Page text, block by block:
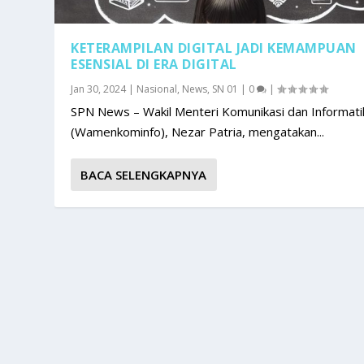
KETERAMPILAN DIGITAL JADI KEMAMPUAN
ESENSIAL DI ERA DIGITAL
Jan 30, 2024| Nasional, News, SN 01 | 0 |
SPN News – Wakil Menteri Komunikasi dan
(Wamenkominfo), Nezar Patria, mengatakan...
BACA SELENGKAPNYA